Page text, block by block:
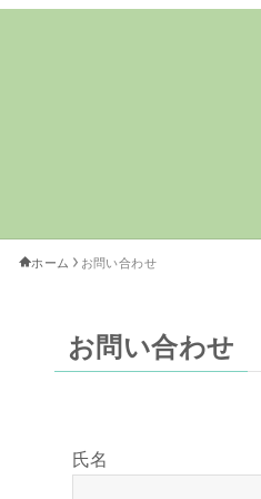
ホーム お問い合わせ
お問い合わせ
氏名